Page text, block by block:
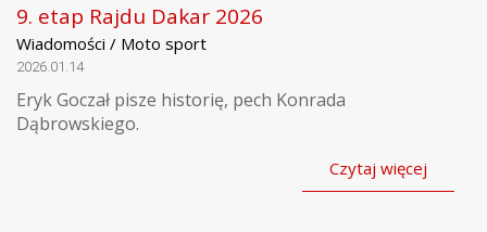
9. etap Rajdu Dakar 2026
Wiadomości / Moto sport
2026.01.14
Eryk Goczał pisze historię, pech Konrada
Dąbrowskiego.
Czytaj więcej